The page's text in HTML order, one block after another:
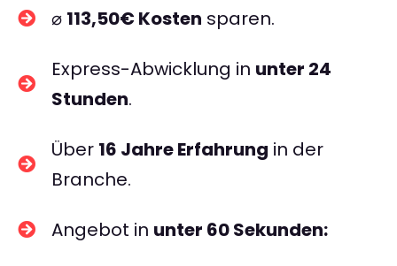
⌀ 113,50€ Kosten sparen.
Express-Abwicklung in unter 24
Stunden.
Über 16 Jahre Erfahrung in der
Branche.
Angebot in unter 60 Sekunden: